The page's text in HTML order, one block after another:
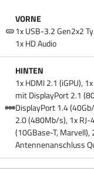
VORNE
1x USB-3.2 Gen2x2
1x HD Audio
HINTEN
1x HDMI 2.1 (iGPU),
mit DisplayPort 2.1
DisplayPort 1.4
2.0 (480Mb/​s), 1x RJ-
(10GBase-T,
Antennenanschluss